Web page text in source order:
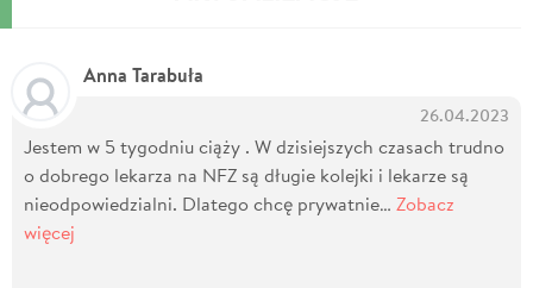
Anna Tarabuła
26.04.2023
Jestem w 5 tygodniu ciąży . W dzisiejszych czasach trudno
o dobrego lekarza na NFZ są długie kolejki i lekarze są
nieodpowiedzialni. Dlatego chcę prywatnie… Zobacz
więcej